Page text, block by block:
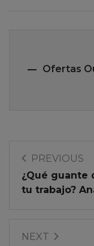
Ofertas
PREVIOUS
¿Qué guante
tu trabajo?
NEXT